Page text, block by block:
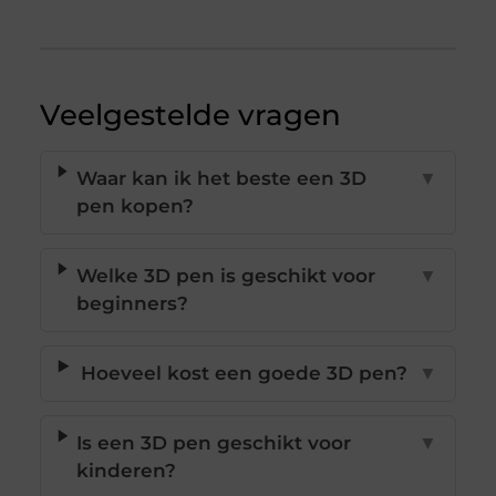
Veelgestelde vragen
Waar kan ik het beste een 3D
pen kopen?
▼
Welke 3D pen is geschikt voor
beginners?
▼
Hoeveel kost een goede 3D pen? ▼
Is een 3D pen geschikt voor
kinderen?
▼